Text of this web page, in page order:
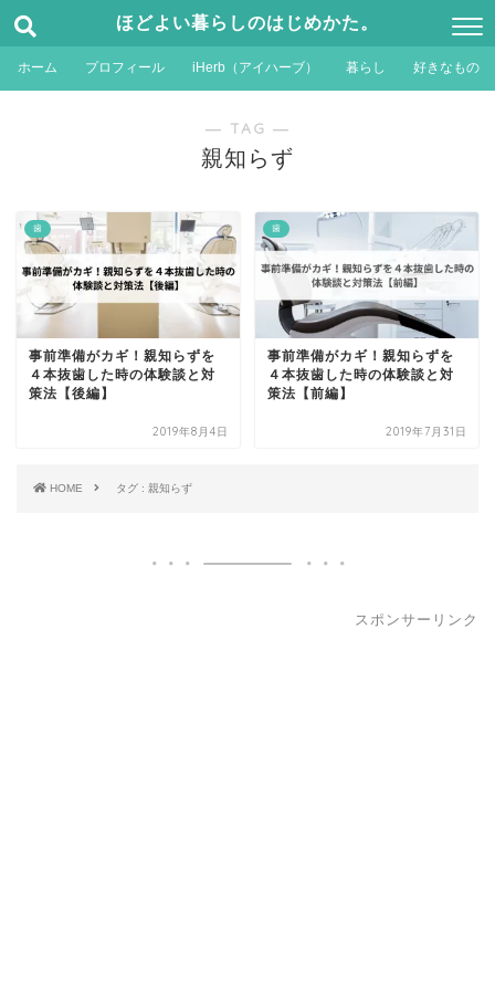
ほどよい暮らしのはじめかた。
ホーム プロフィール iHerb（アイハーブ） 暮らし 好きなもの
― TAG ―
親知らず
歯
事前準備がカギ！親知らずを
４本抜歯した時の体験談と対
策法【後編】
2019年8月4日
歯
事前準備がカギ！親知らずを
４本抜歯した時の体験談と対
策法【前編】
2019年7月31日
HOME タグ : 親知らず
スポンサーリンク